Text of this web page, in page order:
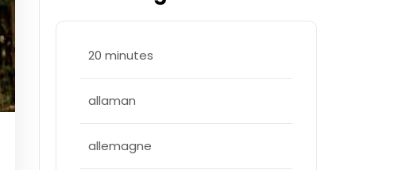
20 minutes
allaman
allemagne